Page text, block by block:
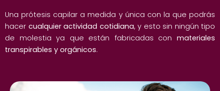
Una prótesis capilar a medida y única con la que podrás
hacer cualquier actividad cotidiana, y esto sin ningún tipo
de molestia ya que están fabricadas con materiales
transpirables y orgánicos.